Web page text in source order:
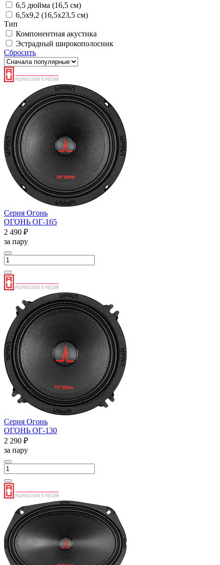
6,5 дюйма (16,5 см)
6,5х9,2 (16,5х23,5 см)
Тип
Компонентная акустика
Эстрадный широкополосник
Сбросить
Серия Огонь
ОГОНЬ ОГ-165
2 490 ₽
за пару
Серия Огонь
ОГОНЬ ОГ-130
2 290 ₽
за пару